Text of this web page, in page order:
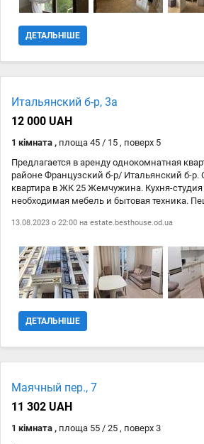
ДЕТАЛЬНІШЕ
Итальянский б-р, 3а
12 000 UAH
1 кімната , площа 45 / 15 , поверх 5
Предлагается в аренду однокомнатная
районе Французский б-р/ Итальянский б-р.
квартира в ЖК 25 Жемчужина. Кухня-
необходимая мебель и бытовая техника.
13.08.2023 о 22:00 на estate.besthouse.od.ua
ДЕТАЛЬНІШЕ
Маячный пер., 7
11 302 UAH
1 кімната , площа 55 / 25 , поверх 3